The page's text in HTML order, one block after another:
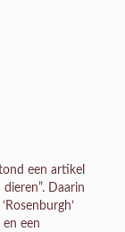
een artikel
Daarin
een